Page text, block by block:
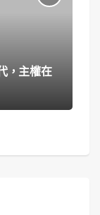
，主權在